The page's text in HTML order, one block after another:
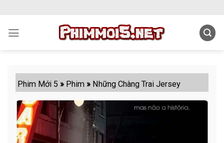
content
Phim Mới 5 » Phim » Những Chàng Trai Jersey